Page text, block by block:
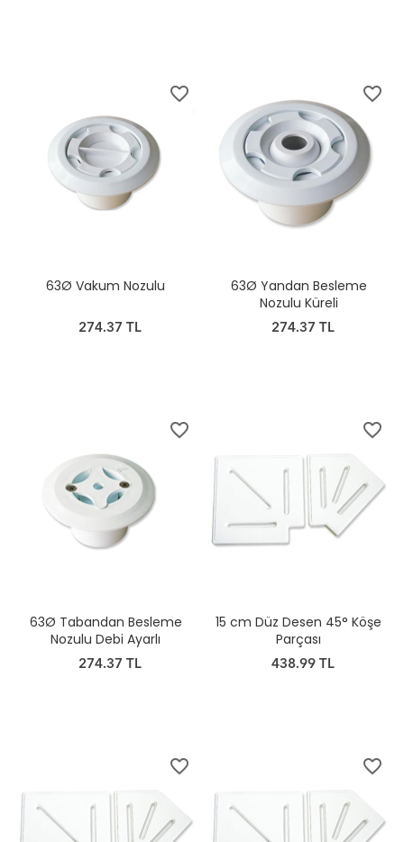
favorite_border
63Ø Vakum Nozulu
274.37 TL
favorite_border
63Ø Yandan Besleme
Nozulu Küreli
274.37 TL
favorite_border
63Ø Tabandan Besleme
Nozulu Debi Ayarlı
274.37 TL
favorite_border
15 cm Düz Desen 45° Köşe
Parçası
438.99 TL
favorite_border favorite_border